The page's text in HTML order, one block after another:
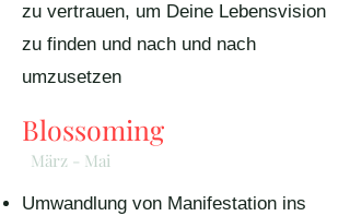
zu vertrauen, um Deine Lebensvision
zu finden und nach und nach
umzusetzen
Blossoming
März - Mai
Umwandlung von Manifestation ins